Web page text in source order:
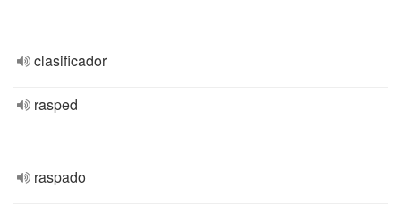
clasificador
rasped
raspado